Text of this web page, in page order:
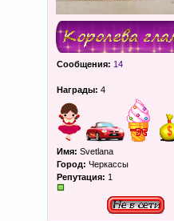
Сообщения: 14
Награды: 4
Имя: Svetlana
Город: Черкассы
Репутация: 1